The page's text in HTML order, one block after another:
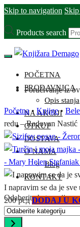
Skip to navigation
Products search
POČETNA
PRODAVNICA
Opis stanja
NA AKCIJI
OTKUP
DOSTAVA
O NAMA
Blog
KONTAKT
Odaberite kategoriju
Poručivanje iz
Početna• Knjige•
redu – Radovan Nastić
- Mary Helen Stefaniak
I napravim se da je
200рсд DODAJ U